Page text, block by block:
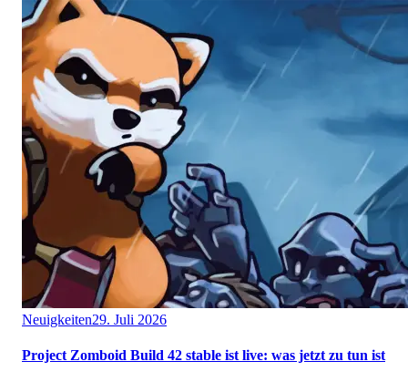
Neuigkeiten29. Juli 2026
Project Zomboid Build 42 stable ist live: was jetzt zu tun ist